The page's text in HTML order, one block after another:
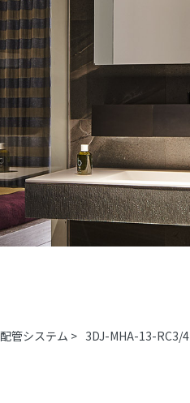
管システム > 3DJ-MHA-13-RC3/4